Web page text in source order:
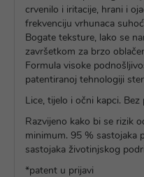
crvenilo i iritacije, hrani i
frekvenciju vrhunaca
Bogate teksture, lako se
završetkom za brzo
Formula visoke
patentiranoj tehnologiji
Lice, tijelo i očni kapci. Bez
Razvijeno kako bi se rizik
minimum. 95 % sastojaka
sastojaka životinjskog
*patent u prijavi